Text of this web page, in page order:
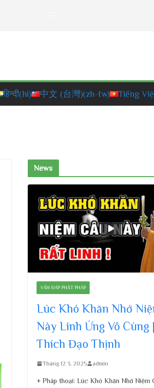
हिन्दी(hi) 中文 (台灣)(zh-tw) Tiếng
News
VẤN ĐÁP PHẬT PHÁP
Lúc Khó Khăn Nhớ
Này Linh Ứng Vô Cùng
Thích Đạo Thịnh
Tháng 12 3, 2025 admin
+ Pháp thoại: Lúc Khó Khăn Nhớ Niệm